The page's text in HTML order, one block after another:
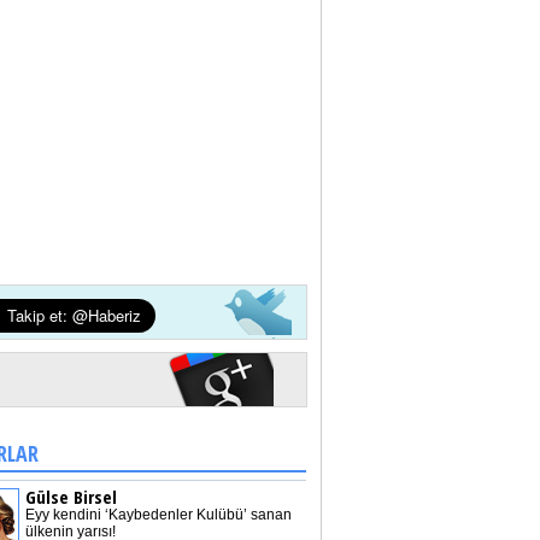
Gülse Birsel
Eyy kendini ‘Kaybedenler Kulübü’ sanan
ülkenin yarısı!